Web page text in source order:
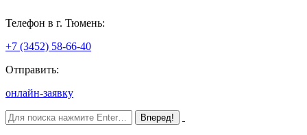
Телефон в г. Тюмень:
+7 (3452) 58-66-40
Отправить:
онлайн-заявку